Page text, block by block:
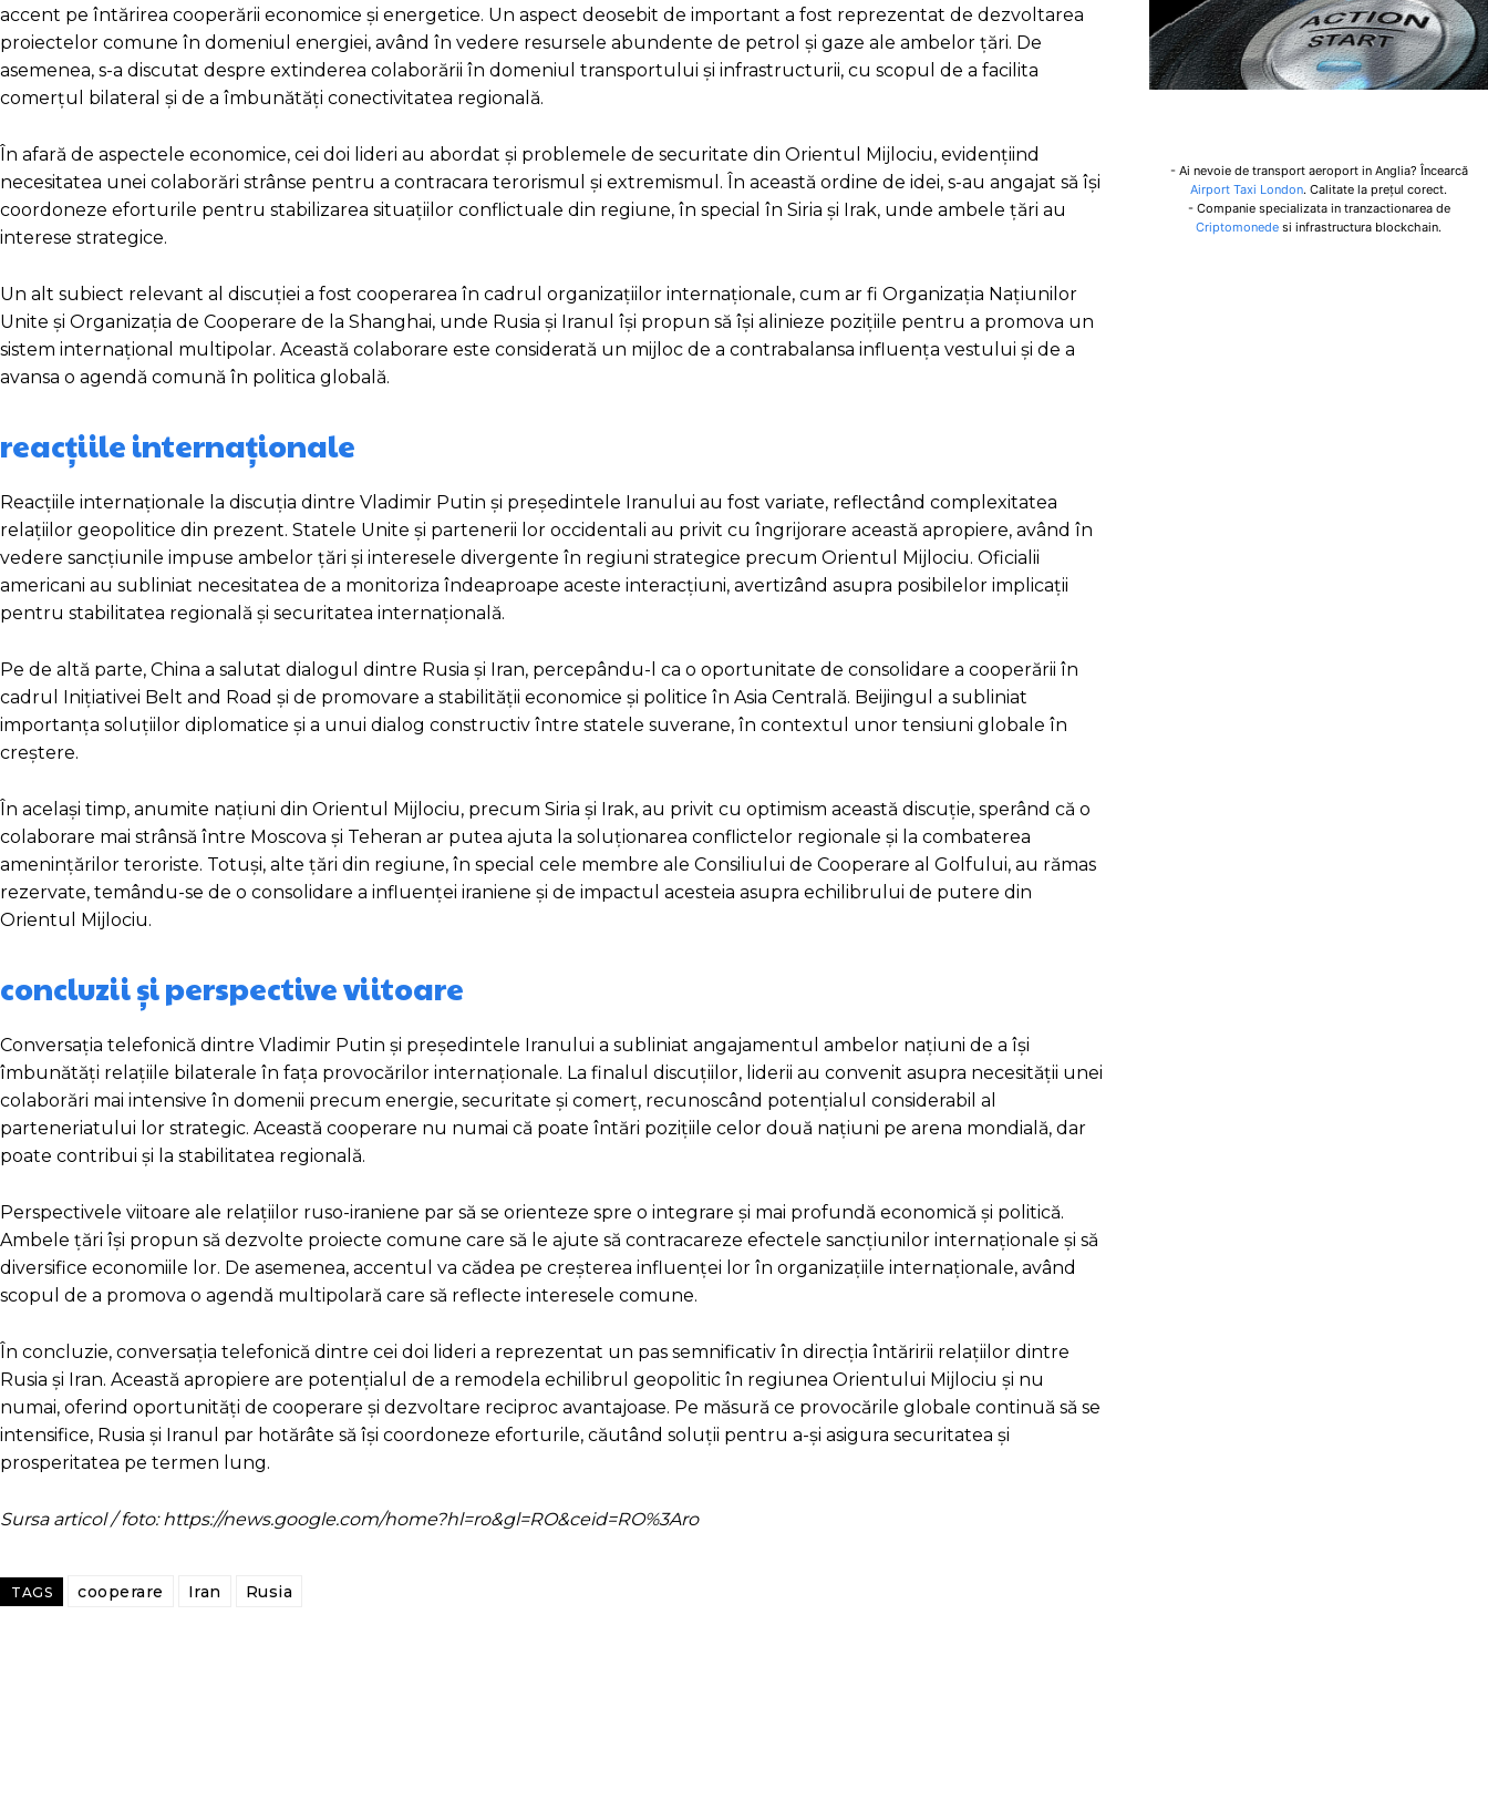
accent pe întărirea cooperării economice și energetice. Un aspect deosebit de important a fost reprezentat de dezvoltarea
proiectelor comune în domeniul energiei, având în vedere resursele abundente de petrol și gaze ale ambelor țări. De
asemenea, s-a discutat despre extinderea colaborării în domeniul transportului și infrastructurii, cu scopul de a facilita
comerțul bilateral și de a îmbunătăți conectivitatea regională.
În afară de aspectele economice, cei doi lideri au abordat și problemele de securitate din Orientul Mijlociu, evidențiind
necesitatea unei colaborări strânse pentru a contracara terorismul și extremismul. În această ordine de idei, s-au angajat să își
coordoneze eforturile pentru stabilizarea situațiilor conflictuale din regiune, în special în Siria și Irak, unde ambele țări au
interese strategice.
Un alt subiect relevant al discuției a fost cooperarea în cadrul organizațiilor internaționale, cum ar fi Organizația Națiunilor
Unite și Organizația de Cooperare de la Shanghai, unde Rusia și Iranul își propun să își alinieze pozițiile pentru a promova un
sistem internațional multipolar. Această colaborare este considerată un mijloc de a contrabalansa influența vestului și de a
avansa o agendă comună în politica globală.
reacțiile internaționale
Reacțiile internaționale la discuția dintre Vladimir Putin și președintele Iranului au fost variate, reflectând complexitatea
relațiilor geopolitice din prezent. Statele Unite și partenerii lor occidentali au privit cu îngrijorare această apropiere, având în
vedere sancțiunile impuse ambelor țări și interesele divergente în regiuni strategice precum Orientul Mijlociu. Oficialii
americani au subliniat necesitatea de a monitoriza îndeaproape aceste interacțiuni, avertizând asupra posibilelor implicații
pentru stabilitatea regională și securitatea internațională.
Pe de altă parte, China a salutat dialogul dintre Rusia și Iran, percepându-l ca o oportunitate de consolidare a cooperării în
cadrul Inițiativei Belt and Road și de promovare a stabilității economice și politice în Asia Centrală. Beijingul a subliniat
importanța soluțiilor diplomatice și a unui dialog constructiv între statele suverane, în contextul unor tensiuni globale în
creștere.
În același timp, anumite națiuni din Orientul Mijlociu, precum Siria și Irak, au privit cu optimism această discuție, sperând că o
colaborare mai strânsă între Moscova și Teheran ar putea ajuta la soluționarea conflictelor regionale și la combaterea
amenințărilor teroriste. Totuși, alte țări din regiune, în special cele membre ale Consiliului de Cooperare al Golfului, au rămas
rezervate, temându-se de o consolidare a influenței iraniene și de impactul acesteia asupra echilibrului de putere din
Orientul Mijlociu.
concluzii și perspective viitoare
Conversația telefonică dintre Vladimir Putin și președintele Iranului a subliniat angajamentul ambelor națiuni de a își
îmbunătăți relațiile bilaterale în fața provocărilor internaționale. La finalul discuțiilor, liderii au convenit asupra necesității unei
colaborări mai intensive în domenii precum energie, securitate și comerț, recunoscând potențialul considerabil al
parteneriatului lor strategic. Această cooperare nu numai că poate întări pozițiile celor două națiuni pe arena mondială, dar
poate contribui și la stabilitatea regională.
Perspectivele viitoare ale relațiilor ruso-iraniene par să se orienteze spre o integrare și mai profundă economică și politică.
Ambele țări își propun să dezvolte proiecte comune care să le ajute să contracareze efectele sancțiunilor internaționale și să
diversifice economiile lor. De asemenea, accentul va cădea pe creșterea influenței lor în organizațiile internaționale, având
scopul de a promova o agendă multipolară care să reflecte interesele comune.
În concluzie, conversația telefonică dintre cei doi lideri a reprezentat un pas semnificativ în direcția întăririi relațiilor dintre
Rusia și Iran. Această apropiere are potențialul de a remodela echilibrul geopolitic în regiunea Orientului Mijlociu și nu
numai, oferind oportunități de cooperare și dezvoltare reciproc avantajoase. Pe măsură ce provocările globale continuă să se
intensifice, Rusia și Iranul par hotărâte să își coordoneze eforturile, căutând soluții pentru a-și asigura securitatea și
prosperitatea pe termen lung.
Sursa articol / foto: https://news.google.com/home?hl=ro&gl=RO&ceid=RO%3Aro
TAGS cooperare Iran Rusia
- Ai nevoie de transport aeroport in Anglia? Încearcă
Airport Taxi London. Calitate la prețul corect.
- Companie specializata in tranzactionarea de
Criptomonede si infrastructura blockchain.